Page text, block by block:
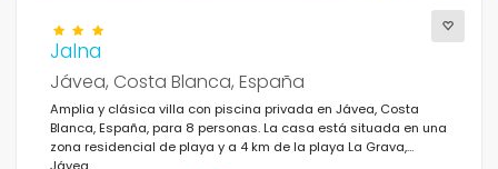
Jalna
Jávea, Costa Blanca, España
Amplia y clásica villa con piscina privada en Jávea, Costa
Blanca, España, para 8 personas. La casa está situada en una
zona residencial de playa y a 4 km de la playa La Grava,
Jávea.